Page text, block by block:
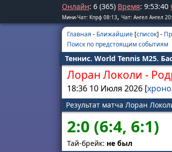
Онлайн: 6 (365) Время: 9:53:40
Мини-Чат: Кпрф 08:13, Чат: Ангел Ангел
Главная - Ближайшие [список] -
Поиск по предстоящим событиям
Теннис. World Tennis M25.
Лоран Локоли -
18:36 10 Июля 2026 [
Результат матча Лоран
2:0 (6:4, 6:1)
Тай-брейк: не был